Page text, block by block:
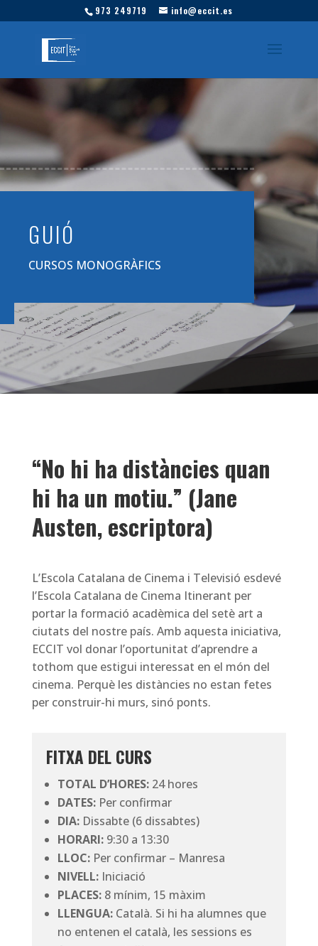
973 249719 info@eccit.es
GUIÓ
CURSOS MONOGRÀFICS
“No hi ha distàncies quan
hi ha un motiu.” (Jane
Austen, escriptora)
L’Escola Catalana de Cinema i Televisió esdevé
l’Escola Catalana de Cinema Itinerant per
portar la formació acadèmica del setè art a
ciutats del nostre país. Amb aquesta iniciativa,
ECCIT vol donar l’oportunitat d’aprendre a
tothom que estigui interessat en el món del
cinema. Perquè les distàncies no estan fetes
per construir-hi murs, sinó ponts.
FITXA DEL CURS
TOTAL D’HORES:24 hores
DATES:Per confirmar
DIA:Dissabte (6 dissabtes)
HORARI:9:30 a 13:30
LLOC:Per confirmar – Manresa
NIVELL:Iniciació
PLACES:8 mínim, 15 màxim
LLENGUA:Català. Si hi ha alumnes que
no entenen el català, les sessions es